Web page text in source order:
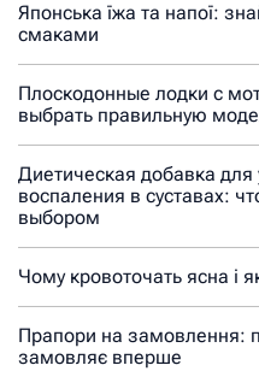
Японська їжа та напої:
смаками
Плоскодонные лодки с
выбрать правильную
Диетическая добавка
воспаления в суставах:
выбором
Чому кровоточать ясна і
Прапори на замовлення:
замовляє вперше